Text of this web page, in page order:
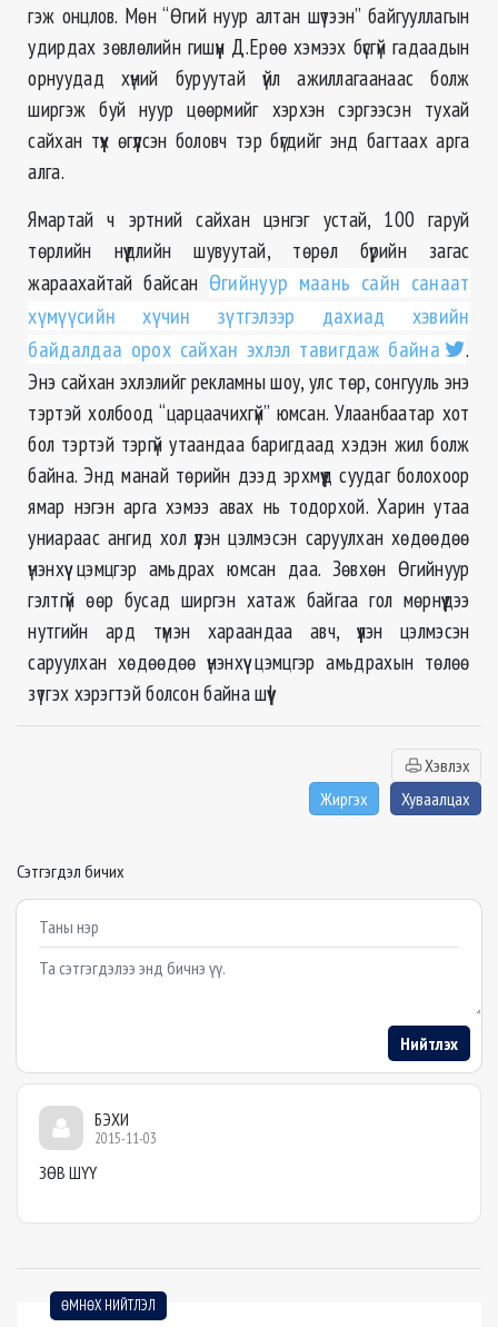
гэж онцлов. Мөн “Өгий нуур алтан шүтээн” байгууллагын
удирдах зөвлөлийн гишүүн Д.Ерөө хэмээх бүсгүй гадаадын
орнуудад хүний буруутай үйл ажиллагаанаас болж
ширгэж буй нуур цөөрмийг хэрхэн сэргээсэн тухай
сайхан түүх өгүүлсэн боловч тэр бүгдийг энд багтаах арга
алга.
Ямартай ч эртний сайхан цэнгэг устай, 100 гаруй
төрлийн нүүдлийн шувуутай, төрөл бүрийн загас
жараахайтай байсан Өгийнуур маань сайн санаат
хүмүүсийн хүчин зүтгэлээр дахиад хэвийн
байдалдаа орох сайхан эхлэл тавигдаж байна
.
Энэ сайхан эхлэлийг рекламны шоу, улс төр, сонгууль энэ
тэртэй холбоод “царцаачихгүй” юмсан. Улаанбаатар хот
бол тэртэй тэргүй утаандаа баригдаад хэдэн жил болж
байна. Энд манай төрийн дээд эрхмүүд суудаг болохоор
ямар нэгэн арга хэмээ авах нь тодорхой. Харин утаа
униараас ангид хол үүлэн цэлмэсэн саруулхан хөдөөдөө
үнэнхүү цэмцгэр амьдрах юмсан даа. Зөвхөн Өгийнуур
гэлтгүй өөр бусад ширгэн хатаж байгаа гол мөрнүүдээ
нутгийн ард түмэн хараандаа авч, үүлэн цэлмэсэн
саруулхан хөдөөдөө үнэнхүү цэмцгэр амьдрахын төлөө
зүтгэх хэрэгтэй болсон байна шүү!
Хэвлэх
Жиргэх
Хуваалцах
Сэтгэгдэл бичих
Example textarea
Нийтлэх
БЭХИ
2015-11-03
ЗӨВ ШҮҮ
ӨМНӨХ НИЙТЛЭЛ